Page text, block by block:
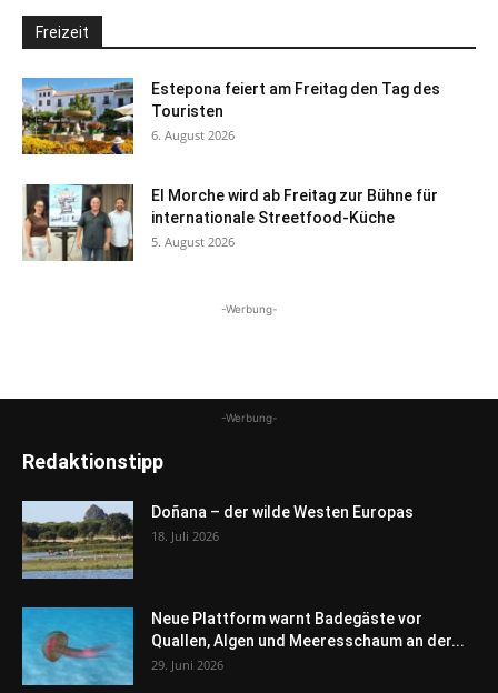
Freizeit
Estepona feiert am Freitag den Tag des
Touristen
6. August 2026
El Morche wird ab Freitag zur Bühne für
internationale Streetfood-Küche
5. August 2026
-Werbung-
-Werbung-
Redaktionstipp
Doñana – der wilde Westen Europas
18. Juli 2026
Neue Plattform warnt Badegäste vor
Quallen, Algen und Meeresschaum an der...
29. Juni 2026